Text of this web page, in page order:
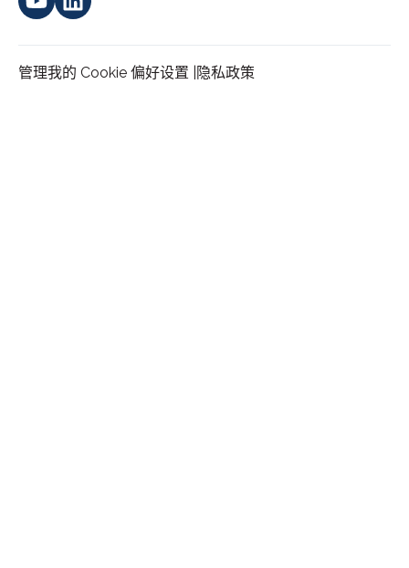
管理我的 Cookie 偏好设置 | 隐私政策